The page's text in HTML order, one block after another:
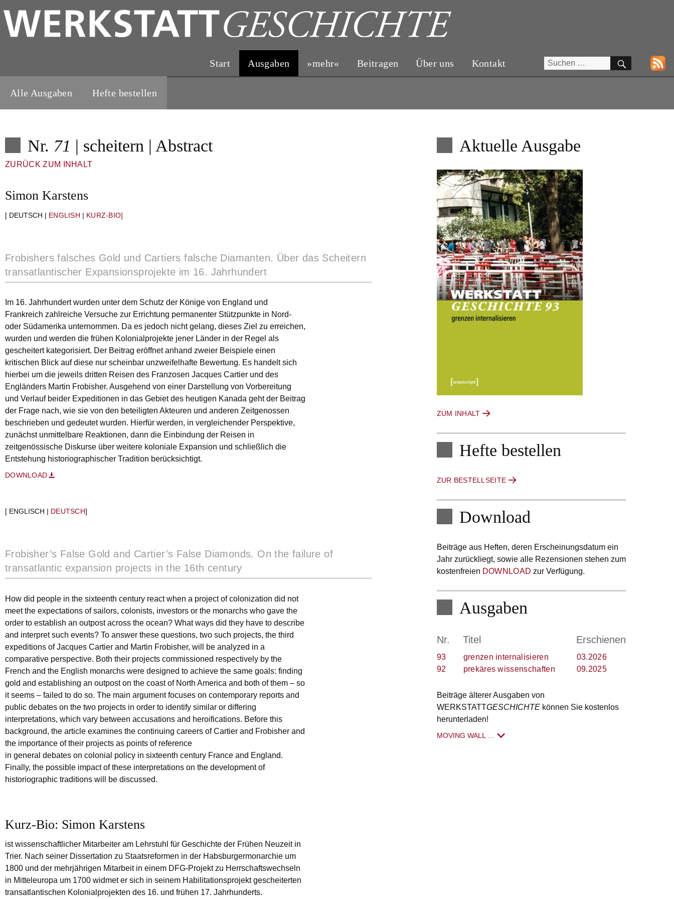
Start Ausgaben
Alle Ausgaben Hefte bestellen
»mehr« Beitragen Über uns Kontakt
Suchen
SUCHEN
Nr. 71 | scheitern | Abstract
ZURÜCK ZUM INHALT
Simon Karstens
[ DEUTSCH | ENGLISH | KURZ-BIO]
Frobishers falsches Gold und Cartiers falsche Diamanten. Über das Scheitern
transatlantischer Expansionsprojekte im 16. Jahrhundert
Im 16. Jahrhundert wurden unter dem Schutz der Könige von England und
Frankreich zahlreiche Versuche zur Errichtung permanenter Stützpunkte in Nord-
oder Südamerika unternommen. Da es jedoch nicht gelang, dieses Ziel zu erreichen,
wurden und werden die frühen Kolonialprojekte jener Länder in der Regel als
gescheitert kategorisiert. Der Beitrag eröffnet anhand zweier Beispiele einen
kritischen Blick auf diese nur scheinbar unzweifelhafte Bewertung. Es handelt sich
hierbei um die jeweils dritten Reisen des Franzosen Jacques Cartier und des
Engländers Martin Frobisher. Ausgehend von einer Darstellung von Vorbereitung
und Verlauf beider Expeditionen in das Gebiet des heutigen Kanada geht der Beitrag
der Frage nach, wie sie von den beteiligten Akteuren und anderen Zeitgenossen
beschrieben und gedeutet wurden. Hierfür werden, in vergleichender Perspektive,
zunächst unmittelbare Reaktionen, dann die Einbindung der Reisen in
zeitgenössische Diskurse über weitere koloniale Expansion und schließlich die
Entstehung historiographischer Tradition berücksichtigt.
DOWNLOAD
[ ENGLISCH | DEUTSCH]
Frobisher’s False Gold and Cartier’s False Diamonds. On the failure of
transatlantic expansion projects in the 16th century
How did people in the sixteenth century react when a project of colonization did not
meet the expectations of sailors, colonists, investors or the monarchs who gave the
order to establish an outpost across the ocean? What ways did they have to describe
and interpret such events? To answer these questions, two such projects, the third
expeditions of Jacques Cartier and Martin Frobisher, will be analyzed in a
comparative perspective. Both their projects commissioned respectively by the
French and the English monarchs were designed to achieve the same goals: finding
gold and establishing an outpost on the coast of North America and both of them – so
it seems – failed to do so. The main argument focuses on contemporary reports and
public debates on the two projects in order to identify similar or differing
interpretations, which vary between accusations and heroifications. Before this
background, the article examines the continuing careers of Cartier and Frobisher and
the importance of their projects as points of reference
in general debates on colonial policy in sixteenth century France and England.
Finally, the possible impact of these interpretations on the development of
historiographic traditions will be discussed.
Kurz-Bio: Simon Karstens
ist wissenschaftlicher Mitarbeiter am Lehrstuhl für Geschichte der Frühen Neuzeit in
Trier. Nach seiner Dissertation zu Staatsreformen in der Habsburgermonarchie um
1800 und der mehrjährigen Mitarbeit in einem DFG-Projekt zu Herrschaftswechseln
in Mitteleuropa um 1700 widmet er sich in seinem Habilitationsprojekt gescheiterten
transatlantischen Kolonialprojekten des 16. und frühen 17. Jahrhunderts.
Aktuelle Ausgabe
ZUM INHALT
Hefte bestellen
ZUR BESTELLSEITE
Download
Beiträge aus Heften, deren Erscheinungsdatum ein
Jahr zurückliegt, sowie alle Rezensionen stehen zum
kostenfreien DOWNLOAD zur Verfügung.
Ausgaben
Nr. Titel Erschienen
93 grenzen internalisieren
03.2026
92
prekäres wissenschaften 09.2025
Beiträge älterer Ausgaben von
WERKSTATTGESCHICHTEkönnen Sie kostenlos
herunterladen!
MOVING WALL …